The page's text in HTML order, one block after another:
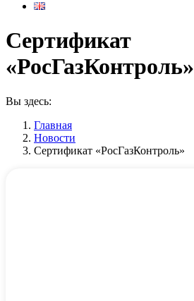
Сертификат
«РосГазКонтроль»
Вы здесь:
Главная
Новости
Сертификат «РосГазКонтроль»